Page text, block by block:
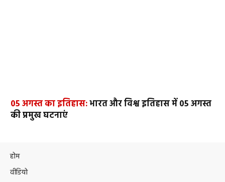
05 अगस्त का इतिहास:भारत और विश्व इतिहास में 05 अगस्त
की प्रमुख घटनाएं
होम
वीडियो